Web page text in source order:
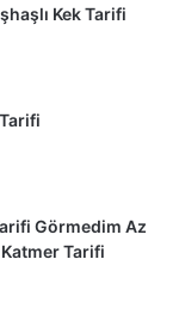
Kek Tarifi
Görmedim Az
Tarifi